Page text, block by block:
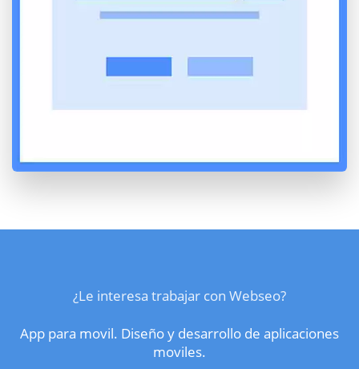
¿Le interesa trabajar con Webseo?
App para movil. Diseño y desarrollo de aplicaciones
moviles.